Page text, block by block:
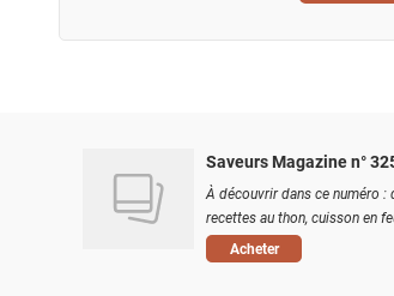
Saveurs Magazine n°
À découvrir dans ce numéro :
recettes au thon, cuisson en
Acheter